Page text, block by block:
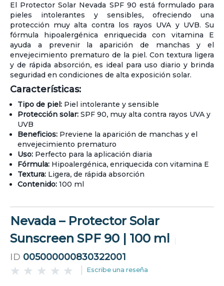
El Protector Solar Nevada SPF 90 está formulado para
pieles intolerantes y sensibles, ofreciendo una
protección muy alta contra los rayos UVA y UVB. Su
fórmula hipoalergénica enriquecida con vitamina E
ayuda a prevenir la aparición de manchas y el
envejecimiento prematuro de la piel. Con textura ligera
y de rápida absorción, es ideal para uso diario y brinda
seguridad en condiciones de alta exposición solar.
Características:
Tipo de piel: Piel intolerante y sensible
Protección solar: SPF 90, muy alta contra rayos UVA y
UVB
Beneficios: Previene la aparición de manchas y el
envejecimiento prematuro
Uso: Perfecto para la aplicación diaria
Fórmula: Hipoalergénica, enriquecida con vitamina E
Textura: Ligera, de rápida absorción
Contenido: 100 ml
Nevada – Protector Solar
Sunscreen SPF 90 | 100 ml
ID 005000000830322001
Escribe una reseña